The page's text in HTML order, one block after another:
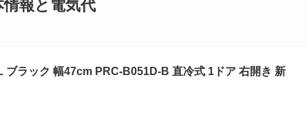
報と電気代
ブラック 幅47cm PRC-B051D-B 直冷式 1ドア 右開き 新